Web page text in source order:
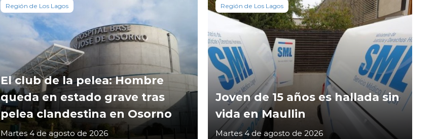
Región de Los Lagos
El club de la pelea: Hombre
queda en estado grave tras
pelea clandestina en Osorno
Martes 4 de agosto de 2026
Región de Los Lagos
Joven de 15 años es hallada sin
vida en Maullin
Martes 4 de agosto de 2026